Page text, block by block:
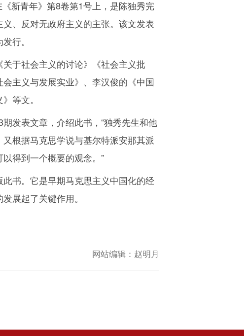
新青年》第8卷第1号上，是陈独秀完
、反对无政府主义的主张。该文发表
行。
于社会主义的讨论》《社会主义批
主义与发展实业》、李汉俊的《中国
等文。
发表文章，介绍此书，“独秀先生和他
根据马克思学说与基尔特派安那其派
得到一个概要的观念。”
书。它是早期马克思主义中国化的经
展起了关键作用。
网站编辑： 赵明月